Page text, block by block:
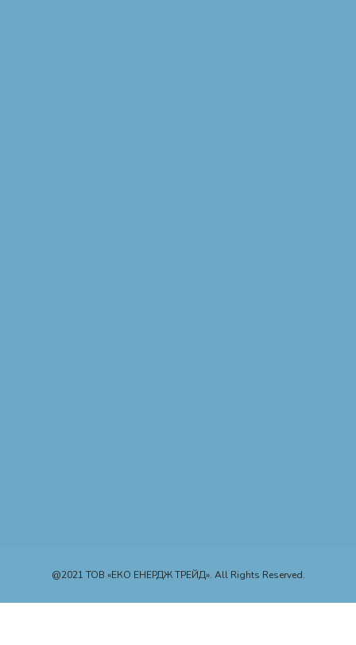
@2021 ТОВ «ЕКО ЕНЕРДЖ ТРЕЙД». All Rights Reserved.